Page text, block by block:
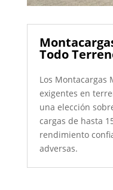
Todo
Los Montacargas
exigentes en
una elección
cargas de hasta
rendimiento
adversas.